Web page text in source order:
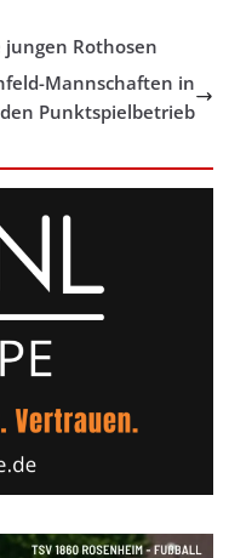
jungen Rothosen
Mannschaften in
den Punktspielbetrieb